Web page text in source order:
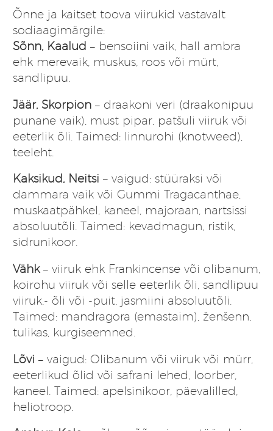
Õnne ja kaitset toova viirukid vastavalt
sodiaagimärgile:
Sõnn, Kaalud – bensoiini vaik, hall ambra
ehk merevaik, muskus, roos või mürt,
sandlipuu.
Jäär, Skorpion – draakoni veri (draakonipuu
punane vaik), must pipar, patšuli viiruk või
eeterlik õli. Taimed: linnurohi (knotweed),
teeleht.
Kaksikud, Neitsi – vaigud: stüüraksi või
dammara vaik või Gummi Tragacanthae,
muskaatpähkel, kaneel, majoraan, nartsissi
absoluutõli. Taimed: kevadmagun, ristik,
sidrunikoor.
Vähk– viiruk ehk Frankincense või olibanum,
koirohu viiruk või selle eeterlik õli, sandlipuu
viiruk,- õli või -puit, jasmiini absoluutõli.
Taimed: mandragora (emastaim), ženšenn,
tulikas, kurgiseemned.
Lõvi – vaigud: Olibanum või viiruk või mürr,
eeterlikud õlid või safrani lehed, loorber,
kaneel. Taimed: apelsinikoor, päevalilled,
heliotroop.